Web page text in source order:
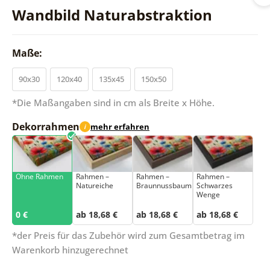
Wandbild Naturabstraktion
Maße:
90x30 120x40 135x45 150x50
*Die Maßangaben sind in cm als Breite x Höhe.
Dekorrahmen i mehr erfahren
Ohne Rahmen
0 €
Rahmen –
Natureiche
ab 18,68 €
Rahmen –
Braunnussbaum
ab 18,68 €
Rahmen –
Schwarzes
Wenge
ab 18,68 €
*der Preis für das Zubehör wird zum Gesamtbetrag im
Warenkorb hinzugerechnet